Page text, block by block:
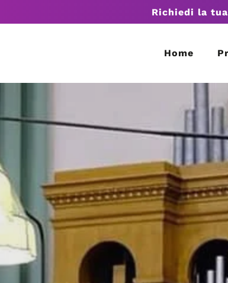
Richiedi la
Home